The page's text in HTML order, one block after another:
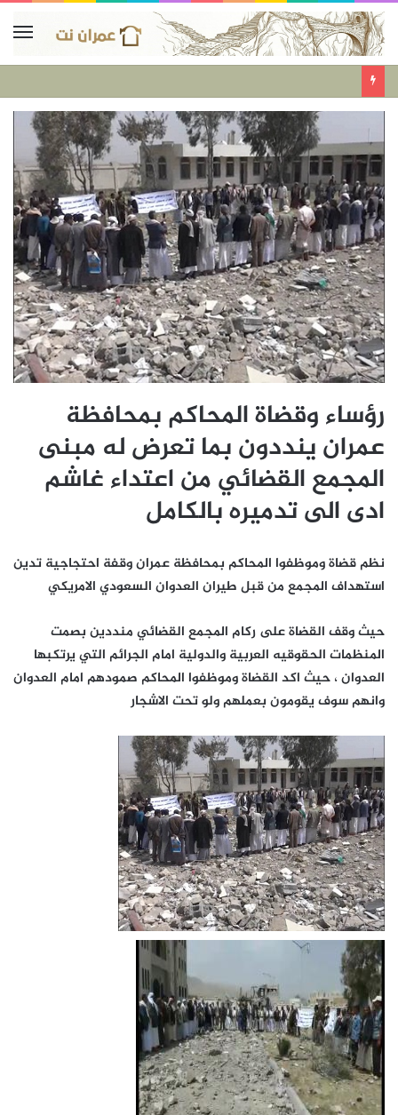
رؤساء وقضاة المحاكم بمحافظة
عمران ينددون بما تعرض له مبنى
المجمع القضائي من اعتداء غاشم
ادى الى تدميره بالكامل
نظم قضاة وموظفوا المحاكم بمحافظة عمران وقفة احتجاجية تدين
استهداف المجمع من قبل طيران العدوان السعودي الامريكي
حيث وقف القضاة على ركام المجمع القضائي منددين بصمت
المنظمات الحقوقيه العربية والدولية امام الجرائم التي يرتكبها
العدوان ، حيث اكد القضاة وموظفوا المحاكم صمودهم امام العدوان
وانهم سوف يقومون بعملهم ولو تحت الاشجار